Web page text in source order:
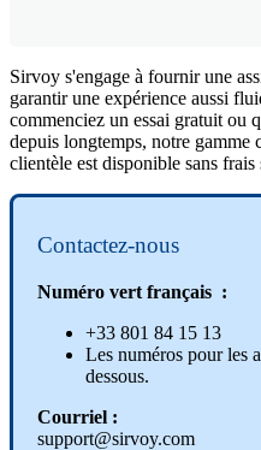
Sirvoy s'engage à fournir une
garantir une expérience aussi
commenciez un essai gratuit ou
depuis longtemps, notre gamme
clientèle est disponible sans frais
Contactez-nous
Numéro vert français :
+33 801 84 15 13
Les numéros pour les
dessous.
Courriel :
support@sirvoy.com